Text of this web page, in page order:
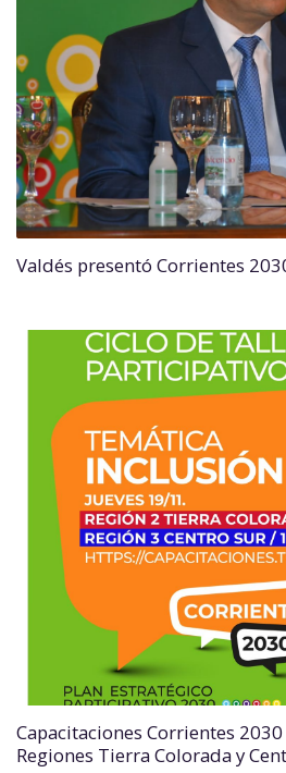
Valdés presentó Corrientes
Capacitaciones Corrientes
Regiones Tierra Colorada y